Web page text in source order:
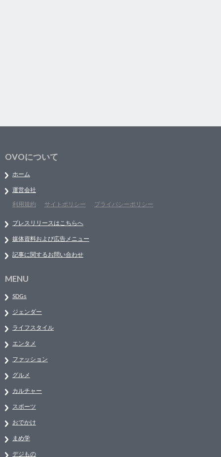
OVOについて
ホーム
運営会社
利用規約
サイトポリシー プライバシーポリシー
プレスリリースはこちらへ
媒体資料および広告メニュー
記事に関するお問い合わせ
MENU
SDGs
ジェンダー
ライフスタイル
エンタメ
ファッション
グルメ
カルチャー
スポーツ
おでかけ
まめ学
デジもの